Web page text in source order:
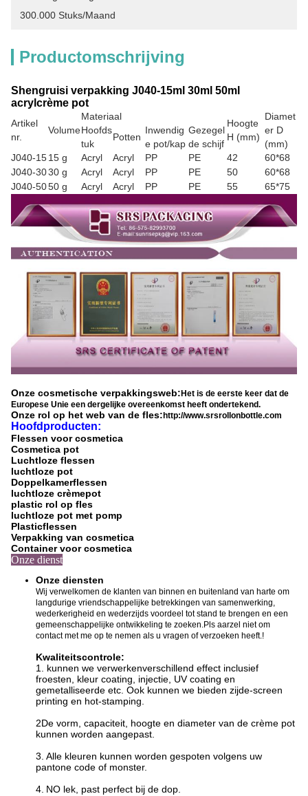
300.000 Stuks/maand
Productomschrijving
Shengruisi verpakking J040-15ml 30ml 50ml
acrylcrème pot
Artikel
nr.
Volume
Materiaal
Hoogte
H (mm)
Diamet
er D
(mm)
Hoofds
tuk
Potten
Inwendig
e pot/kap
Gezegel
de schijf
J040-1515 g Acryl Acryl PP PE 42
60*68
J040-3030 g Acryl Acryl PP PE 50
60*68
J040-5050 g Acryl Acryl PP PE 55 65*75
Onze cosmetische verpakkingsweb: Het is de eerste keer dat de
Europese Unie een dergelijke overeenkomst heeft ondertekend.
Onze rol op het web van de fles: http://www.srsrollonbottle.com
Hoofdproducten:
Flessen voor cosmetica
Cosmetica pot
Luchtloze flessen
luchtloze pot
Doppelkamerflessen
luchtloze crèmepot
plastic rol op fles
luchtloze pot met pomp
Plasticflessen
Verpakking van cosmetica
Container voor cosmetica
Onze dienst
Onze diensten
Wij verwelkomen de klanten van binnen en buitenland van harte om
langdurige vriendschappelijke betrekkingen van samenwerking,
wederkerigheid en wederzijds voordeel tot stand te brengen en een
gemeenschappelijke ontwikkeling te zoeken.Pls aarzel niet om
contact met me op te nemen als u vragen of verzoeken heeft.!
Kwaliteitscontrole:
1. kunnen we verwerkenverschillend effect inclusief
froesten, kleur coating, injectie, UV coating en
gemetalliseerde etc. Ook kunnen we bieden zijde-screen
printing en hot-stamping.
2De vorm, capaciteit, hoogte en diameter van de crème pot
kunnen worden aangepast.
3. Alle kleuren kunnen worden gespoten volgens uw
pantone code of monster.
4. NO lek, past perfect bij de dop.